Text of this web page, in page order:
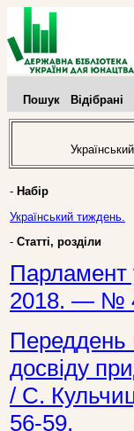
Пошук Відібрані
- Набір
Український тиждень.
- Статті, розділи
Парламент
2018. — №
Переддень
досвіду
/ С.
56-59.